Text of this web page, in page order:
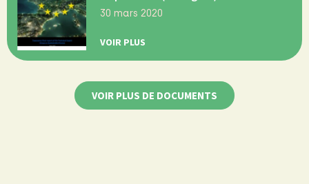
30 mars 2020
VOIR PLUS
VOIR PLUS DE DOCUMENTS